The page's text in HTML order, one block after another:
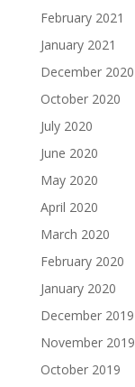
February 2021
January 2021
December 2020
October 2020
July 2020
June 2020
May 2020
April 2020
March 2020
February 2020
January 2020
December 2019
November 2019
October 2019